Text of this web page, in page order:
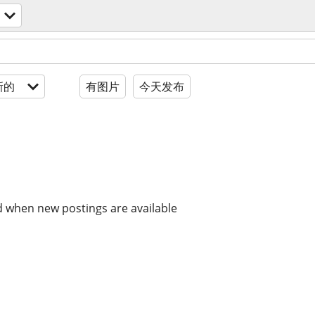
的 有图片 今天发布
new postings are available